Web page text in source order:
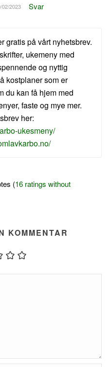
02/2023 Svar
gratis på vårt nyhetsbrev.
ukemeny med
og nyttig
kostplaner som er
du kan få hjem med
faste og mye mer.
her:
ukesmeny/
(16 ratings without
KOMMENTAR